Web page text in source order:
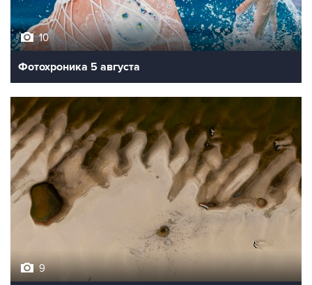
10
Фотохроника 5 августа
9